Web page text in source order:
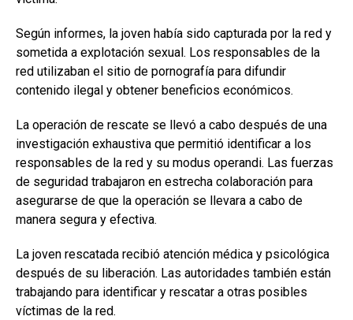
Según informes, la joven había sido capturada por la red y
sometida a explotación sexual. Los responsables de la
red utilizaban el sitio de pornografía para difundir
contenido ilegal y obtener beneficios económicos.
La operación de rescate se llevó a cabo después de una
investigación exhaustiva que permitió identificar a los
responsables de la red y su modus operandi. Las fuerzas
de seguridad trabajaron en estrecha colaboración para
asegurarse de que la operación se llevara a cabo de
manera segura y efectiva.
La joven rescatada recibió atención médica y psicológica
después de su liberación. Las autoridades también están
trabajando para identificar y rescatar a otras posibles
víctimas de la red.